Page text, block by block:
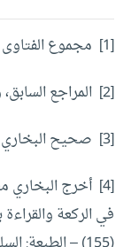
[1] مجموع الفتاوى (17/107).
[2] المراجع السابق، وفتح الباري (9/61).
[3] صحيح البخاري (7375)، وصحيح مسلم (813).
[4] أخرج البخاري
في الركعة